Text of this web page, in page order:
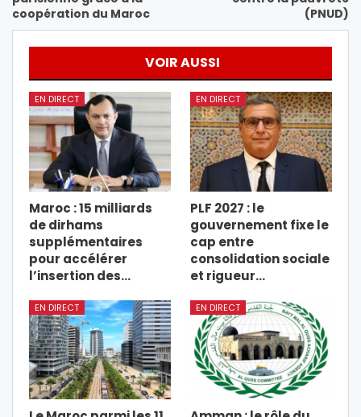
coopération du Maroc
(PNUD)
VOIR AUSSI
EN DIRECT
Maroc : 15 milliards
de dirhams
supplémentaires
pour accélérer
l’insertion des…
EN DIRECT
PLF 2027 : le
gouvernement fixe le
cap entre
consolidation sociale
et rigueur…
EN DIRECT EN DIRECT